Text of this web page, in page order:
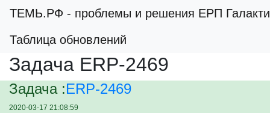
ТЕМЬ.РФ - проблемы и решения ЕРП
Таблица обновлений
Задача ERP-2469
Задача :ERP-2469
2020-03-17 21:08:59